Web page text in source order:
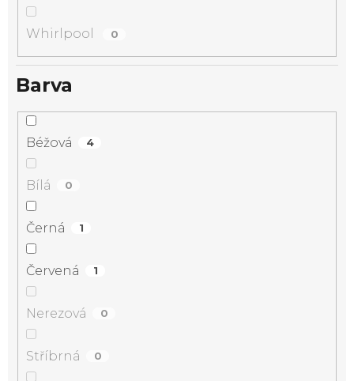
Whirlpool 0
Barva
Béžová 4
Bílá 0
Černá 1
Červená 1
Nerezová 0
Stříbrná 0